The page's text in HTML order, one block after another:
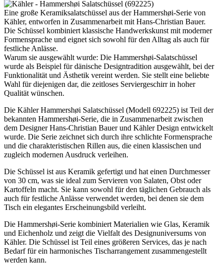
Eine große Keramiksalatschüssel aus der Hammershøi-Serie von
Kähler, entworfen in Zusammenarbeit mit Hans-Christian Bauer.
Die Schüssel kombiniert klassische Handwerkskunst mit moderner
Formensprache und eignet sich sowohl für den Alltag als auch für
festliche Anlässe.
Warum sie ausgewählt wurde: Die Hammershøi-Salatschüssel
wurde als Beispiel für dänische Designtradition ausgewählt, bei der
Funktionalität und Ästhetik vereint werden. Sie stellt eine beliebte
Wahl für diejenigen dar, die zeitloses Serviergeschirr in hoher
Qualität wünschen.
Die Kähler Hammershøi Salatschüssel (Modell 692225) ist Teil der
bekannten Hammershøi-Serie, die in Zusammenarbeit zwischen
dem Designer Hans-Christian Bauer und Kähler Design entwickelt
wurde. Die Serie zeichnet sich durch ihre schlichte Formensprache
und die charakteristischen Rillen aus, die einen klassischen und
zugleich modernen Ausdruck verleihen.
Die Schüssel ist aus Keramik gefertigt und hat einen Durchmesser
von 30 cm, was sie ideal zum Servieren von Salaten, Obst oder
Kartoffeln macht. Sie kann sowohl für den täglichen Gebrauch als
auch für festliche Anlässe verwendet werden, bei denen sie dem
Tisch ein elegantes Erscheinungsbild verleiht.
Die Hammershøi-Serie kombiniert Materialien wie Glas, Keramik
und Eichenholz und zeigt die Vielfalt des Designuniversums von
Kähler. Die Schüssel ist Teil eines größeren Services, das je nach
Bedarf für ein harmonisches Tischarrangement zusammengestellt
werden kann.